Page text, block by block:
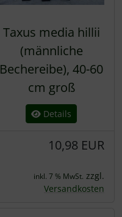
Taxus media hillii
(männliche
Bechereibe), 40-60
cm groß
Details
10,98 EUR
inkl. 7 % MwSt. zzgl.
Versandkosten